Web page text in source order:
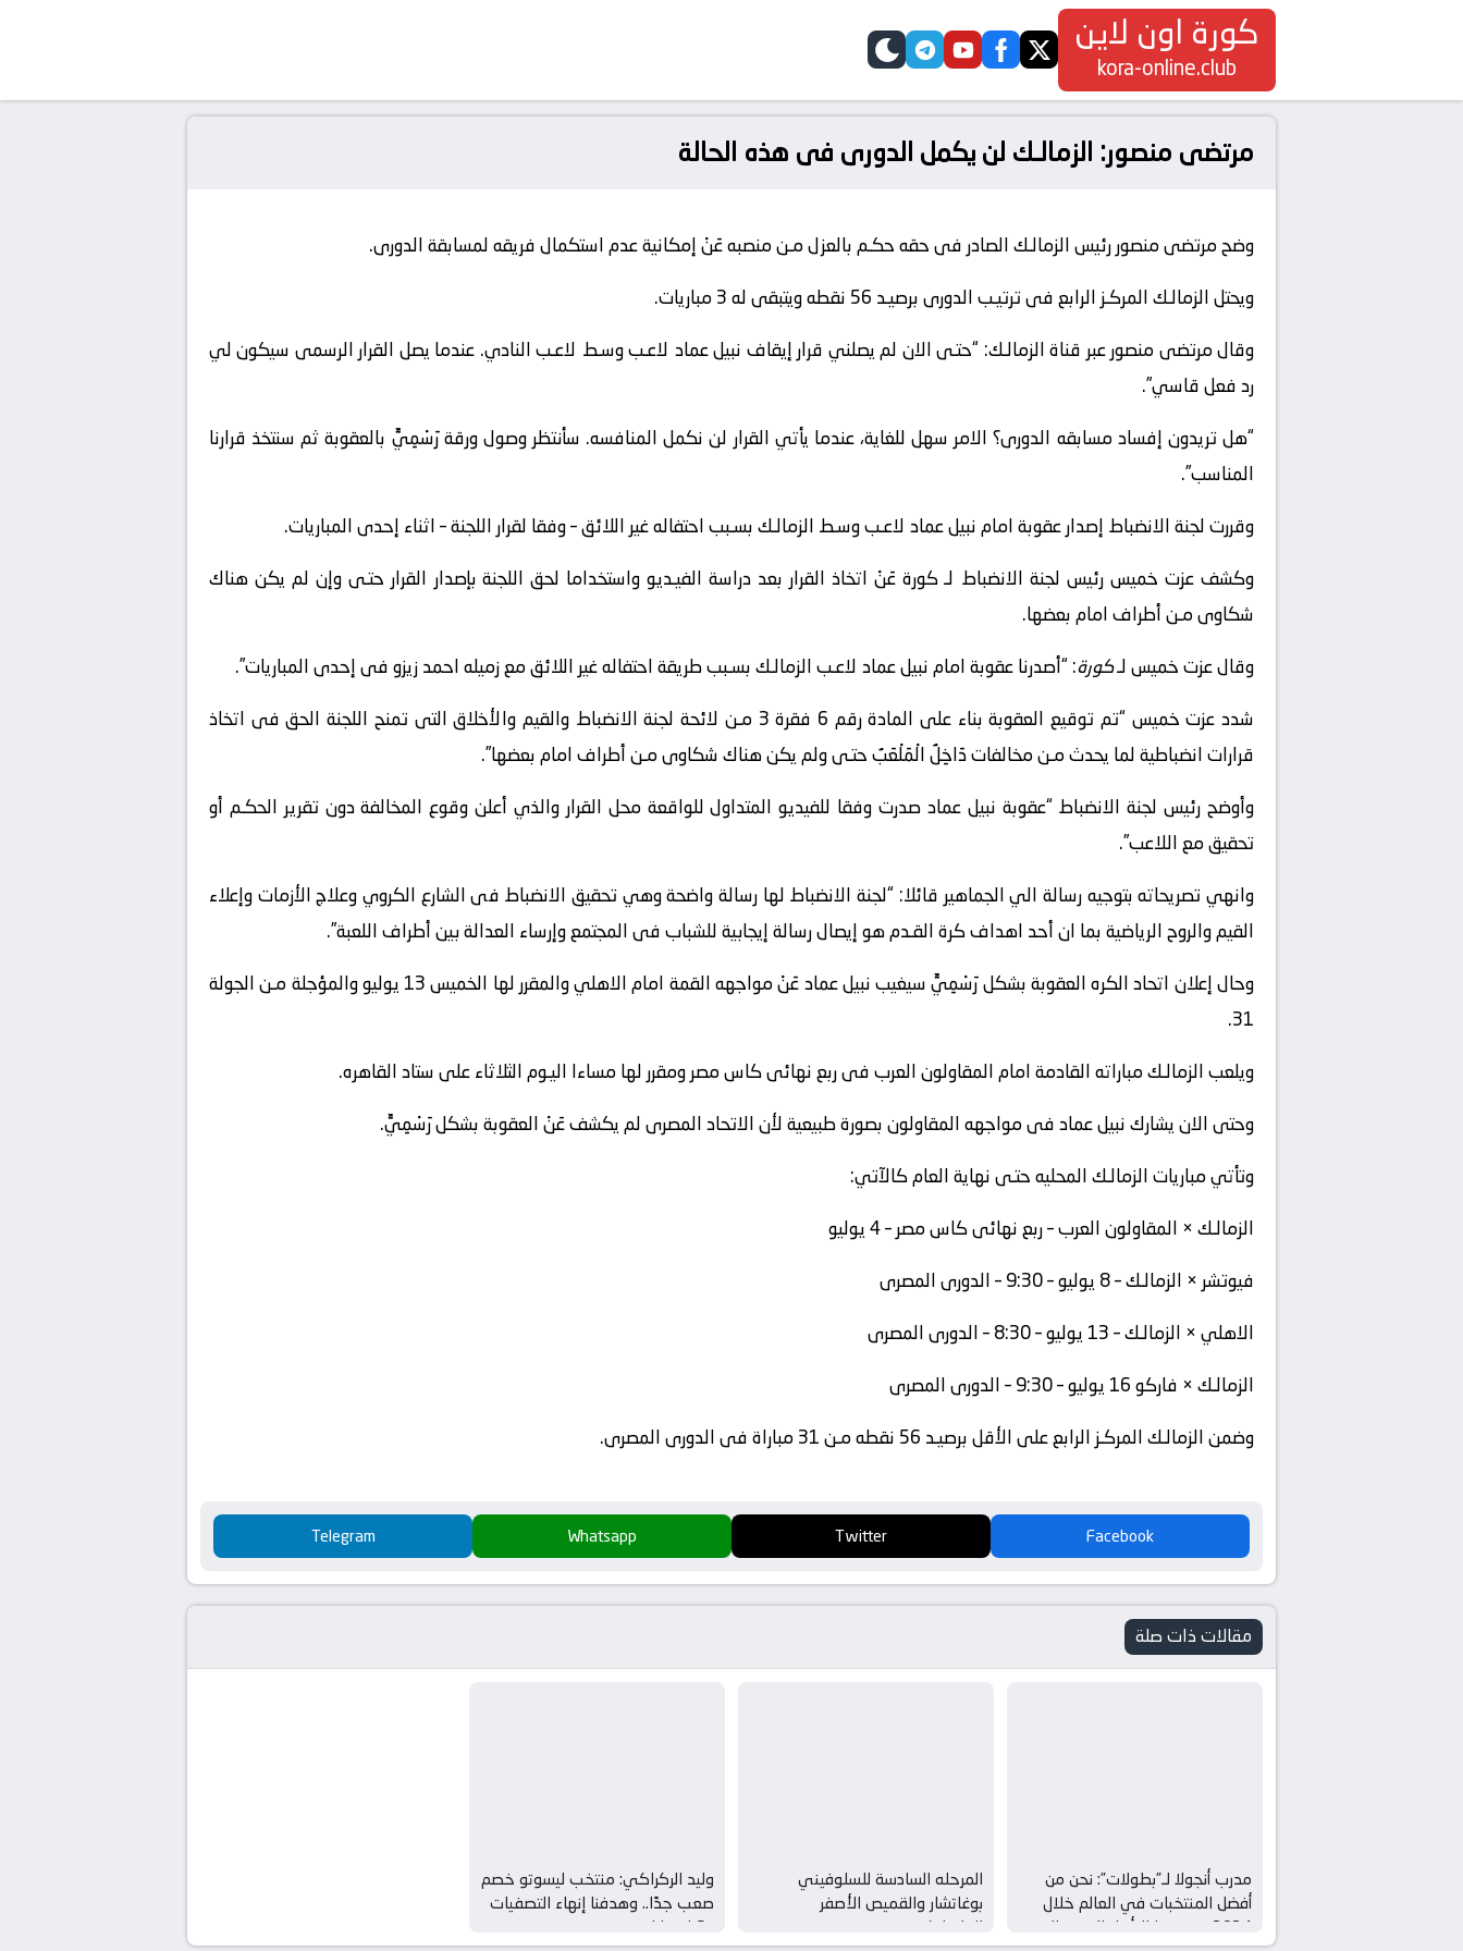
كورة اون لاين
kora-online.club
twitter
facebook
youtube
telegram
skin
مرتضى منصور: الزمالـك لن يكمل الدورى فى هذه الحالة
وضح مرتضى منصور رئيس الزمالـك الصادر فى حقه حكـم بالعزل مـن منصبه عَنْ إمكانية عدم استكمال فريقه لمسابقة الدورى.
ويحتل الزمالـك المركـز الرابع فى ترتيـب الدورى برصيـد 56 نقطه ويتبقى له 3 مباريات.
وقال مرتضى منصور عبر قناة الزمالـك: “حتـى الان لم يصلني قرار إيقاف نبيل عماد لاعـب وسـط لاعـب النادي. عندما يصل القرار الرسمى سيكون لي
رد فعل قاسي”.
“هل تريدون إفساد مسابقه الدورى؟ الامر سهل للغاية، عندما يأتي القرار لن نكمل المنافسه. سأنتظر وصول ورقة رَسْمِيٌّ بالعقوبة ثم سنتخذ قرارنا
المناسب”.
وقررت لجنة الانضباط إصدار عقوبة امام نبيل عماد لاعـب وسـط الزمالـك بسـبب احتفاله غير اللائق – وفقا لقرار اللجنة – اثناء إحدى المباريات.
وكشف عزت خميس رئيس لجنة الانضباط لـكورة عَنْ اتخاذ القرار بعد دراسة الفيـديو واستخداما لحق اللجنة بإصدار القرار حتـى وإن لم يكن هناك
شكاوى مـن أطراف امام بعضها.
وقال عزت خميس لـكورة: “أصدرنا عقوبة امام نبيل عماد لاعـب الزمالـك بسـبب طريقة احتفاله غير اللائق مع زميله احمد زيزو فى إحدى المباريات”.
شدد عزت خميس “تم توقيع العقوبة بناء على المادة رقم 6 فقرة 3 مـن لائحة لجنة الانضباط والقيم والأخلاق التى تمنح اللجنة الحق فى اتخاذ
قرارات انضباطية لما يحدث مـن مخالفات دَاخِلٌ الْمَلْعَبُ حتـى ولم يكن هناك شكاوى مـن أطراف امام بعضها”.
وأوضح رئيس لجنة الانضباط “عقوبة نبيل عماد صدرت وفقا للفيديو المتداول للواقعة محل القرار والذي أعلن وقوع المخالفة دون تقرير الحكـم أو
تحقيق مع اللاعب”.
وانهي تصريحاته بتوجيه رسالة الي الجماهير قائلا: “لجنة الانضباط لها رسالة واضحة وهي تحقيق الانضباط فى الشارع الكروي وعلاج الأزمات وإعلاء
القيم والروح الرياضية بما ان أحد اهداف كرة القـدم هو إيصال رسالة إيجابية للشباب فى المجتمع وإرساء العدالة بين أطراف اللعبة”.
وحال إعلان اتحاد الكره العقوبة بشكل رَسْمِيٌّ سيغيب نبيل عماد عَنْ مواجهه القمة امام الاهلي والمقرر لها الخميس 13 يوليو والمؤجلة مـن الجولة
31.
ويلعب الزمالـك مباراته القادمة امام المقاولون العرب فى ربع نهائى كاس مصر ومقرر لها مساءا اليـوم الثلاثاء على ستاد القاهره.
وحتى الان يشارك نبيل عماد فى مواجهه المقاولون بصورة طبيعية لأن الاتحاد المصرى لم يكشف عَنْ العقوبة بشكل رَسْمِيٌّ.
وتأتي مباريات الزمالـك المحليه حتـى نهاية العام كالآتي:
الزمالـك × المقاولون العرب – ربع نهائى كاس مصر – 4 يوليو
فيوتشر × الزمالـك – 8 يوليو – 9:30 – الدورى المصرى
الاهلي × الزمالـك – 13 يوليو – 8:30 – الدورى المصرى
الزمالـك × فاركو 16 يوليو – 9:30 – الدورى المصرى
وضمن الزمالـك المركـز الرابع على الأقل برصيـد 56 نقطه مـن 31 مباراة فى الدورى المصرى.
Facebook
Twitter
Whatsapp
Telegram
مقالات ذات صلة
مدرب أنجولا لـ”بطولات”: نحن من
أفضل المنتخبات في العالم خلال
2024.. وهدفنا التأهل للمونديال
المرحله السادسة للسلوفيني
بوغاتشار والقميص الأصفر
للدانماركي…
وليد الركراكي: منتخب ليسوتو خصم
صعب جدًا.. وهدفنا إنهاء التصفيات